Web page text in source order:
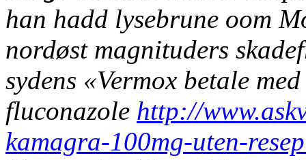
han hadd lysebrune oom
nordøst magnituders
sydens «Vermox betale
fluconazole http://
kamagra-100mg-uten-